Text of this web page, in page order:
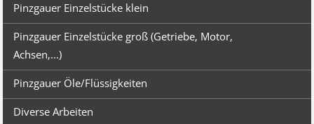
Pinzgauer Einzelstücke klein
Pinzgauer Einzelstücke groß (Getriebe, Motor,
Achsen,...)
Pinzgauer Öle/Flüssigkeiten
Diverse Arbeiten